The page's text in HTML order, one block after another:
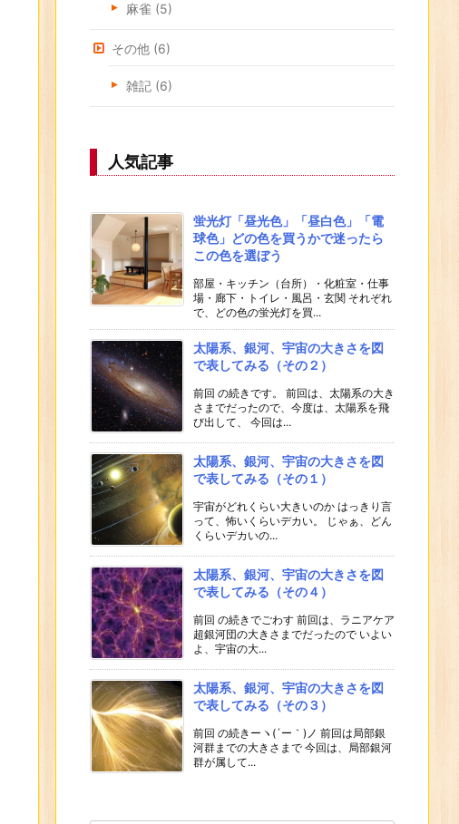
麻雀 (5)
その他 (6)
雑記 (6)
人気記事
蛍光灯「昼光色」「昼白色」「電
球色」どの色を買うかで迷ったら
この色を選ぼう
部屋・キッチン（台所）・化粧室・仕事
場・廊下・トイレ・風呂・玄関 それぞれ
で、どの色の蛍光灯を買...
太陽系、銀河、宇宙の大きさを図
で表してみる（その２）
前回 の続きです。 前回は、太陽系の大き
さまでだったので、今度は、太陽系を飛
び出して、 今回は...
太陽系、銀河、宇宙の大きさを図
で表してみる（その１）
宇宙がどれくらい大きいのか はっきり言
って、怖いくらいデカい。 じゃぁ、どん
くらいデカいの...
太陽系、銀河、宇宙の大きさを図
で表してみる（その４）
前回 の続きでごわす 前回は、ラニアケア
超銀河団の大きさまでだったので いよい
よ、宇宙の大...
太陽系、銀河、宇宙の大きさを図
で表してみる（その３）
前回 の続きーヽ(´ー｀)ノ 前回は局部銀
河群までの大きさまで 今回は、局部銀河
群が属して...